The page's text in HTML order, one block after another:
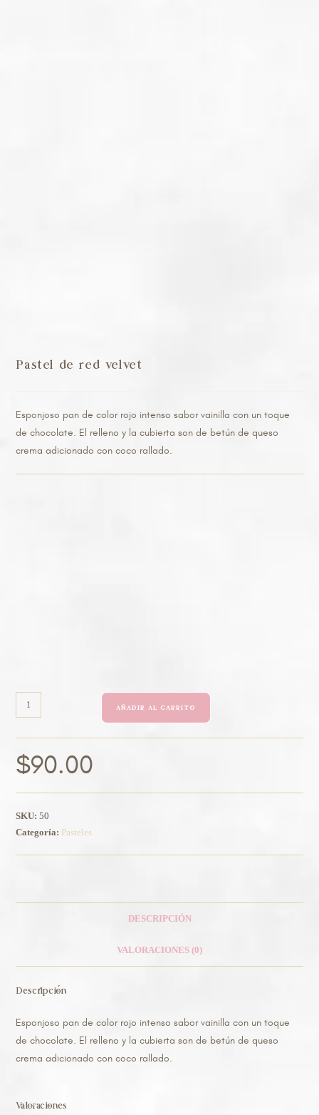
Pastel de red velvet
Esponjoso pan de color rojo intenso sabor vainilla con un toque
de chocolate. El relleno y la cubierta son de betún de queso
crema adicionado con coco rallado.
AÑADIR AL CARRITO
$90.00
SKU:50
Categoría: Pasteles
DESCRIPCIÓN
VALORACIONES (0)
Descripción
Esponjoso pan de color rojo intenso sabor vainilla con un toque
de chocolate. El relleno y la cubierta son de betún de queso
crema adicionado con coco rallado.
Valoraciones